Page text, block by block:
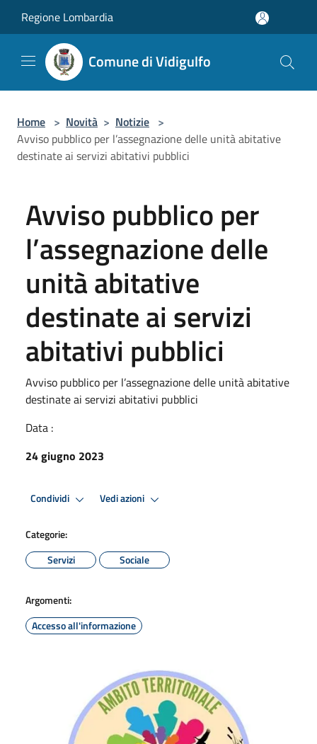
Regione Lombardia
Comune di Vidigulfo
Home > Novità > Notizie >
Avviso pubblico per l’assegnazione delle unità abitative
destinate ai servizi abitativi pubblici
Avviso pubblico per
l’assegnazione delle
unità abitative
destinate ai servizi
abitativi pubblici
Avviso pubblico per l’assegnazione delle unità abitative
destinate ai servizi abitativi pubblici
Data :
24 giugno 2023
Condividi Vedi azioni
Categorie:
Servizi
Sociale
Argomenti:
Accesso all'informazione